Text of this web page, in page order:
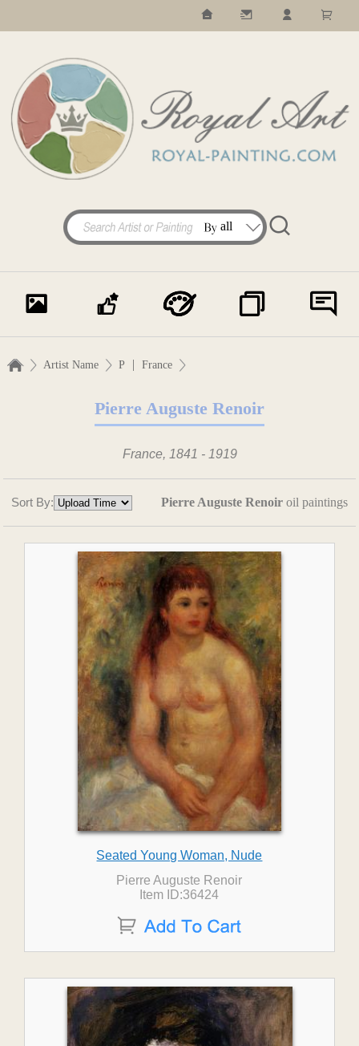
Artist Name P | France
Pierre Auguste Renoir
France, 1841 - 1919
Sort By: Pierre Auguste Renoiroil paintings
Seated Young Woman, Nude
Pierre Auguste Renoir
Item ID:36424